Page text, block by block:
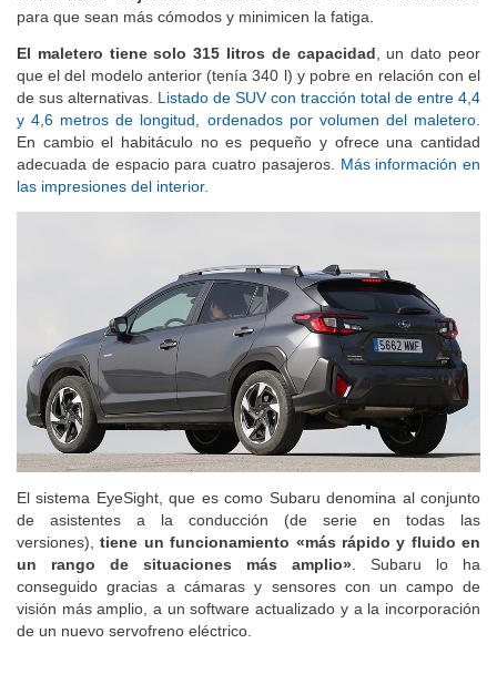
afirma habermejorado el diseño de los asientos delanteros
El maletero tiene solo 315 litros de capacidad , un dato peor
que el del modelo anterior (tenía 340 l) y pobre en relación con el
de sus alternativas.Listado de SUV con tracción total de entre 4,4
y 4,6 metros de longitud, ordenados por volumen del maletero.
En cambio el habitáculo no es pequeño y ofrece una cantidad
adecuada de espacio para cuatro pasajeros.
El sistema EyeSight, que es como Subaru denomina al conjunto
de asistentes a la conducción (de serie en todas las
versiones),
tiene un funcionamiento «más rápido y fluido en
un rango de situaciones más amplio». Subaru lo ha
conseguido gracias a cámaras y sensores con un campo de
visión más amplio, a un software actualizado y a la incorporación